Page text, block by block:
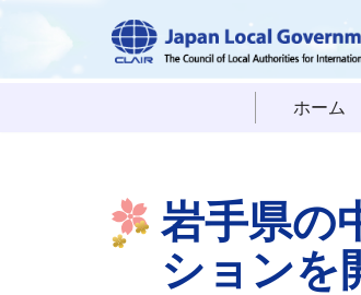
ホーム
岩手県の
ションを